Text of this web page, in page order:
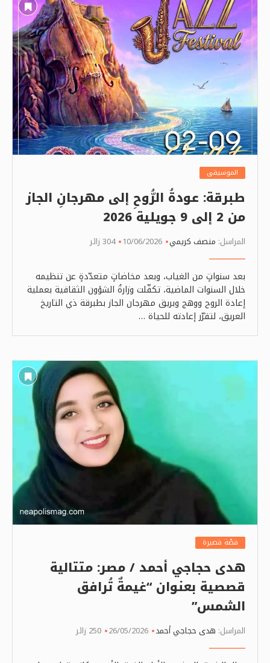
الموسيقى
طبرقة: عودةُ الرُّوحِ إلى مهرجانِ الجاز
من 2 إلى 9 جويلية 2026
المراسل: منصف كريمي 10/06/2026 304 زائر
بعد سنواتٍ من الغياب، وبعد مخاضاتٍ متعدّدةٍ عن تنظيمه
خلال السنوات الماضية، تكفّلت وزارةُ الشؤون الثقافية بعملية
إعادة الروح ووهج وبريق مهرجان الجاز بطبرقة ذي التاريخ
العريق، لتقرّر إعادته للحياة …
قصّة قصيرة
هدى حجاجي أحمد / مصر: متتالية
قصصية بعنوان “غيمةٌ تُرافق
الشمس”
المراسل: هدى حجاجي أحمد 26/05/2026 250 زائر